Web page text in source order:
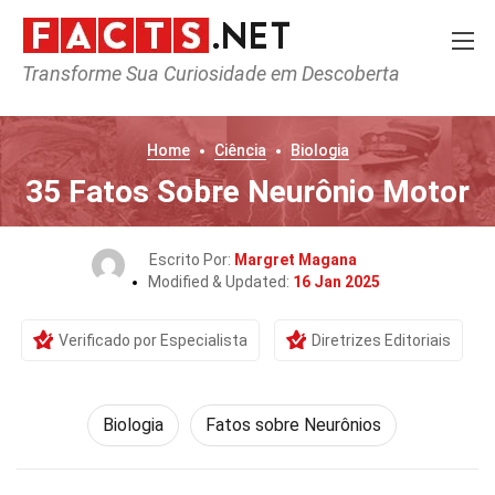
Transforme Sua Curiosidade em Descoberta
Home Ciência Biologia
35 Fatos Sobre Neurônio Motor
Escrito Por: Margret Magana
Modified & Updated: 16 Jan 2025
Verificado por Especialista Diretrizes Editoriais
Biologia Fatos sobre Neurônios